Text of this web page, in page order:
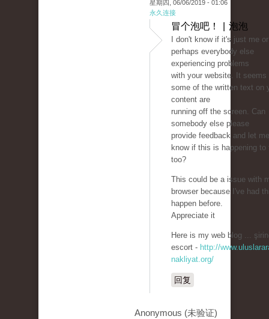
星期四, 06/06/2019 - 01:06
永久连接
冒个泡吧！ | 泡泡
I don't know if it's just me
perhaps everybody else
experiencing problems
with your website. It seems
some of the written text on
content are
running off the screen. Can
somebody else please
provide feedback and let me
know if this is happening to
too?
This could be a issue with
browser because I've had
happen before.
Appreciate it
Here is my web blog ...
escort - http://
nakliyat.org/
回复
Anonymous (未验证)